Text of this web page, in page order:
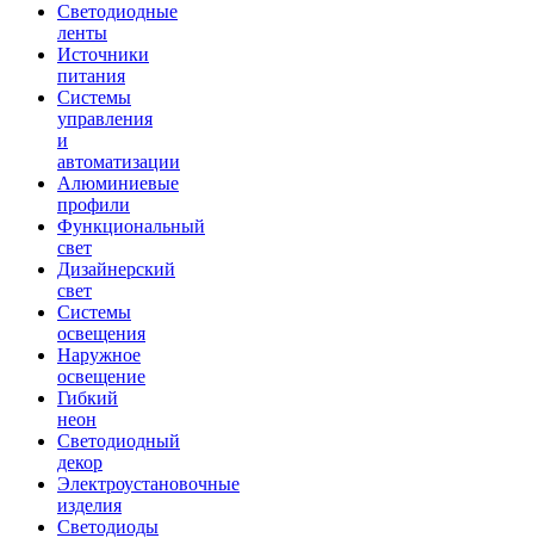
Светодиодные
ленты
Источники
питания
Системы
управления
и
автоматизации
Алюминиевые
профили
Функциональный
свет
Дизайнерский
свет
Системы
освещения
Наружное
освещение
Гибкий
неон
Светодиодный
декор
Электроустановочные
изделия
Светодиоды